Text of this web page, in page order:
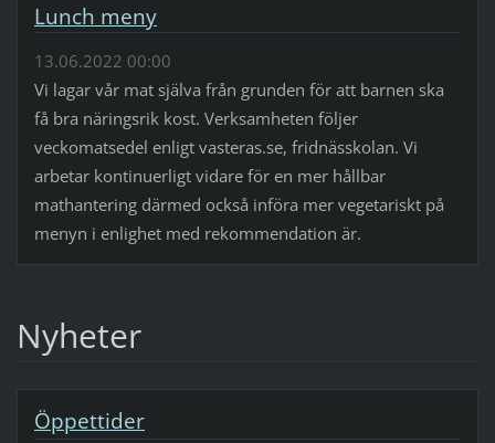
Lunch meny
13.06.2022 00:00
Vi lagar vår mat själva från grunden för att barnen ska
få bra näringsrik kost. Verksamheten följer
veckomatsedel enligt vasteras.se, fridnässkolan. Vi
arbetar kontinuerligt vidare för en mer hållbar
mathantering därmed också införa mer vegetariskt på
menyn i enlighet med rekommendation är.
Nyheter
Öppettider